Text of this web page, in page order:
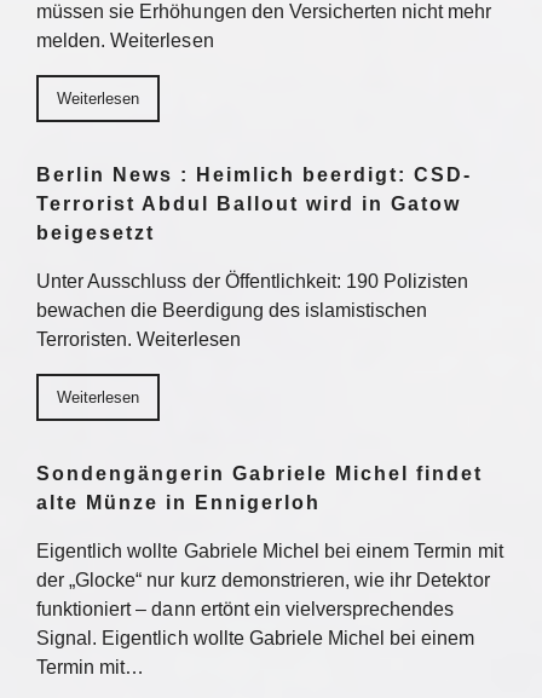
müssen sie Erhöhungen den Versicherten nicht mehr
melden. Weiterlesen
Weiterlesen
Berlin News : Heimlich beerdigt: CSD-
Terrorist Abdul Ballout wird in Gatow
beigesetzt
Unter Ausschluss der Öffentlichkeit: 190 Polizisten
bewachen die Beerdigung des islamistischen
Terroristen. Weiterlesen
Weiterlesen
Sondengängerin Gabriele Michel findet
alte Münze in Ennigerloh
Eigentlich wollte Gabriele Michel bei einem Termin mit
der „Glocke“ nur kurz demonstrieren, wie ihr Detektor
funktioniert – dann ertönt ein vielversprechendes
Signal. Eigentlich wollte Gabriele Michel bei einem
Termin mit…